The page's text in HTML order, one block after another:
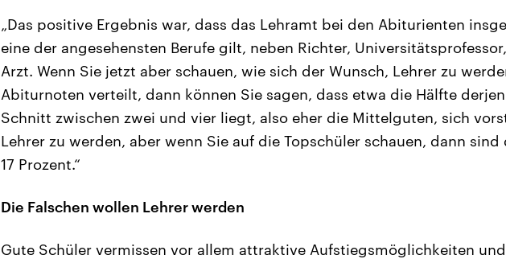
„Das positive Ergebnis war, dass das Lehramt bei den Abiturienten
eine der angesehensten Berufe gilt, neben Richter,
Arzt. Wenn Sie jetzt aber schauen, wie sich der Wunsch, Lehrer zu
Abiturnoten verteilt, dann können Sie sagen, dass etwa die Hälfte
Schnitt zwischen zwei und vier liegt, also eher die Mittelguten, sich
Lehrer zu werden, aber wenn Sie auf die Topschüler schauen, dann sind
17 Prozent.“
Die Falschen wollen Lehrer werden
Gute Schüler vermissen vor allem attraktive Aufstiegsmöglichkeiten